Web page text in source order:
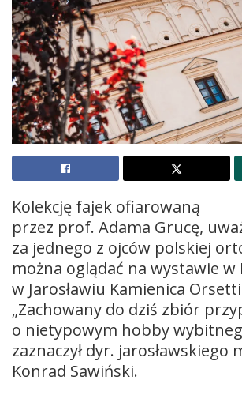
Kolekcję fajek ofiarowaną
przez prof. Adama Grucę,
za jednego z ojców polskiej
można oglądać na wystawie
w Jarosławiu Kamienica
„Zachowany do dziś zbiór
o nietypowym hobby
zaznaczył dyr. jarosławskiego
Konrad Sawiński.